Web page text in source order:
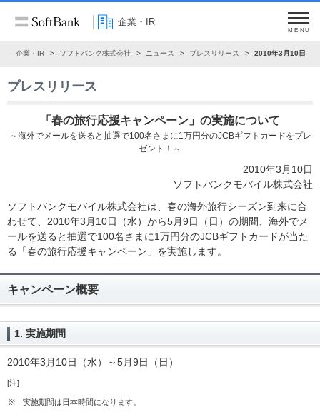
企業・IR
MENU
企業・IR ソフトバンク株式会社 ニュース プレスリリース 2010年3月10日
プレスリリース
「春の旅行応援キャンペーン」の実施について
～海外でメールを送ると抽選で100名さまに1万円分のJCBギフトカードをプレ
ゼント！～
2010年3月10日
ソフトバンクモバイル株式会社
ソフトバンクモバイル株式会社は、春の海外旅行シーズン到来に合
わせて、2010年3月10日（水）から5月9日（日）の期間、海外でメ
ールを送ると抽選で100名さまに1万円分のJCBギフトカードが当た
る「春の旅行応援キャンペーン」を実施します。
キャンペーン概要
1. 実施期間
2010年3月10日（水）～5月9日（日）
[注]
※ 実施期間は日本時間になります。